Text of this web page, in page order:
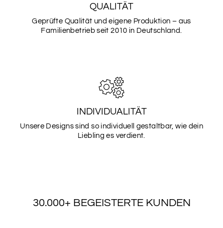
SCHRIFTART
QUALITÄT
Geprüfte Qualität und eigene Produktion – aus
Familienbetrieb seit 2010 in Deutschland.
INDIVIDUALITÄT
Unsere Designs sind so individuell gestaltbar, wie dein
Liebling es verdient.
30.000+ BEGEISTERTE KUNDEN